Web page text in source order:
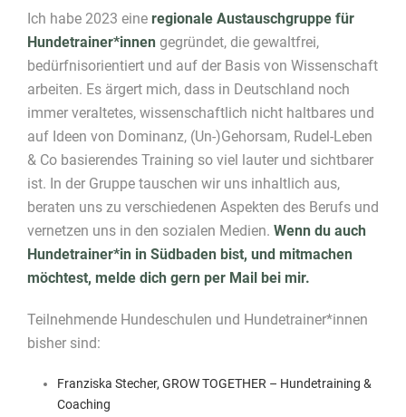
Ich habe 2023 eine regionale Austauschgruppe für
Hundetrainer*innen gegründet, die gewaltfrei,
bedürfnisorientiert und auf der Basis von Wissenschaft
arbeiten. Es ärgert mich, dass in Deutschland noch
immer veraltetes, wissenschaftlich nicht haltbares und
auf Ideen von Dominanz, (Un-)Gehorsam, Rudel-Leben
& Co basierendes Training so viel lauter und sichtbarer
ist. In der Gruppe tauschen wir uns inhaltlich aus,
beraten uns zu verschiedenen Aspekten des Berufs und
vernetzen uns in den sozialen Medien. Wenn du auch
Hundetrainer*in in Südbaden bist, und mitmachen
möchtest, melde dich gern per Mail bei mir.
Teilnehmende Hundeschulen und Hundetrainer*innen
bisher sind:
Franziska Stecher, GROW TOGETHER – Hundetraining &
Coaching